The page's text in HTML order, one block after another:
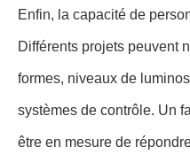
Enfin, la capacité de
Différents projets peuvent
formes, niveaux de
systèmes de contrôle. Un
être en mesure de